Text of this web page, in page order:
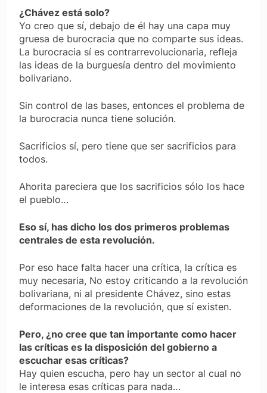
¿Chávez está solo?
Yo creo que sí, debajo de él hay una capa muy
gruesa de burocracia que no comparte sus ideas.
La burocracia sí es contrarrevolucionaria, refleja
las ideas de la burguesía dentro del movimiento
bolivariano.
Sin control de las bases, entonces el problema de
la burocracia nunca tiene solución.
Sacrificios sí, pero tiene que ser sacrificios para
todos.
Ahorita pareciera que los sacrificios sólo los hace
el pueblo…
Eso sí, has dicho los dos primeros problemas
centrales de esta revolución.
Por eso hace falta hacer una crítica, la crítica es
muy necesaria, No estoy criticando a la revolución
bolivariana, ni al presidente Chávez, sino estas
deformaciones de la revolución, que sí existen.
Pero, ¿no cree que tan importante como hacer
las críticas es la disposición del gobierno a
escuchar esas críticas?
Hay quien escucha, pero hay un sector al cual no
le interesa esas críticas para nada…